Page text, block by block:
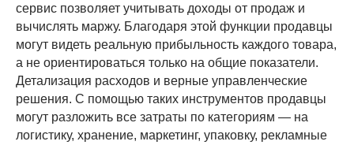
сервис позволяет учитывать доходы от продаж и
вычислять маржу. Благодаря этой функции продавцы
могут видеть реальную прибыльность каждого товара,
а не ориентироваться только на общие показатели.
Детализация расходов и верные управленческие
решения. С помощью таких инструментов продавцы
могут разложить все затраты по категориям — на
логистику, хранение, маркетинг, упаковку, рекламные